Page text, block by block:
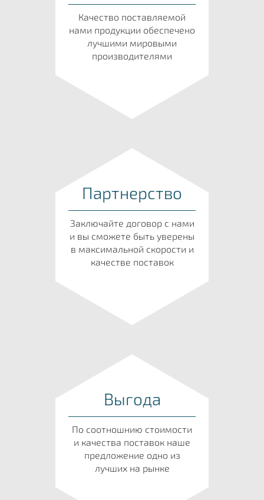
Качество поставляемой
нами продукции обеспечено
лучшими мировыми
производителями
Партнерство
Заключайте договор с нами
и вы сможете быть уверены
в максимальной скорости и
качестве поставок
Выгода
По соотношнию стоимости
и качества поставок наше
предложение одно из
лучших на рынке